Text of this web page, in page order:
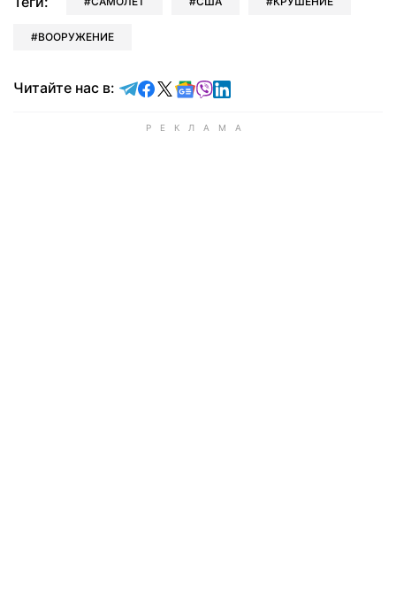
ВООРУЖЕНИЕ
Читайте нас в: Читайте в Telegram
Читайте в Facebook
Читайте в X
Читайте в Google news
Читайте в Viber
Читайте в LinkedIn